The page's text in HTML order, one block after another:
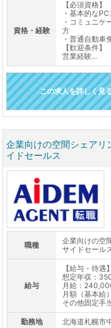
資格・経験
【必須資格】
・基本的な
・コミュニケ
方
・普通自動車
【歓迎条件】
営業経験...
この求人を詳しく見
企業向けの空間シェアリ
イドセールス
職種
企業向けの空
サイドセール
給与
【給与・待遇】
想定年収：
月給：
月額（基本給
その他固定手
勤務地 北海道札幌市